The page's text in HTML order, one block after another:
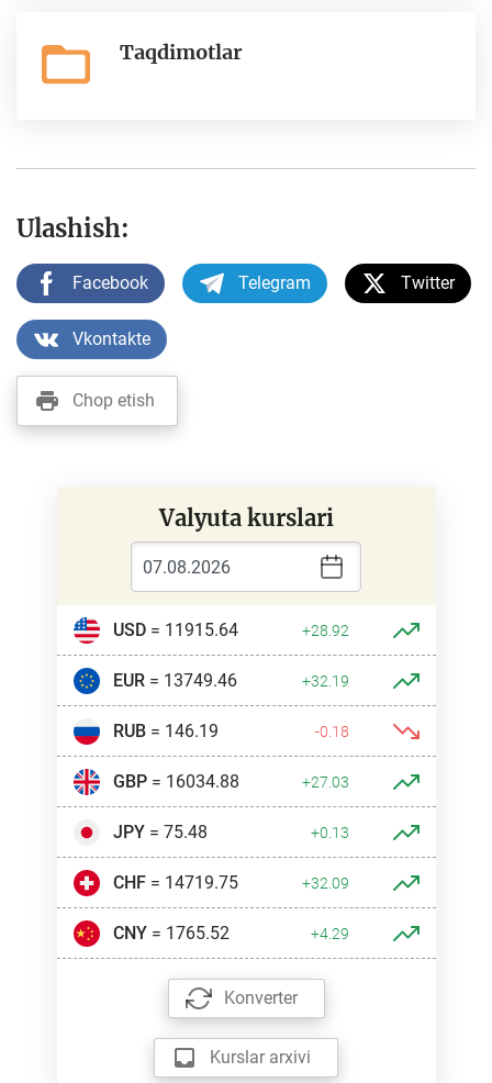
Taqdimotlar
Ulashish:
Facebook Telegram Twitter
Vkontakte
Chop etish
Valyuta kurslari
USD= 11915.64 +28.92
EUR= 13749.46 +32.19
RUB= 146.19 -0.18
GBP= 16034.88 +27.03
JPY= 75.48 +0.13
CHF= 14719.75 +32.09
CNY= 1765.52 +4.29
Konverter
Kurslar arxivi